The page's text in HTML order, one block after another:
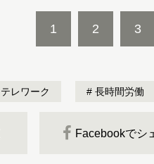
1 2 3
テレワーク 長時間労働
Facebookでシ